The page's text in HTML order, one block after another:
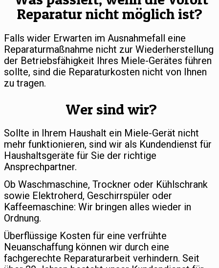
Reparatur nicht möglich ist?
Falls wider Erwarten im Ausnahmefall eine
Reparaturmaßnahme nicht zur Wiederherstellung
der Betriebsfähigkeit Ihres Miele-Gerätes führen
sollte, sind die Reparaturkosten nicht von Ihnen
zu tragen.
Wer sind wir?
Sollte in Ihrem Haushalt ein Miele-Gerät nicht
mehr funktionieren, sind wir als Kundendienst für
Haushaltsgeräte für Sie der richtige
Ansprechpartner.
Ob Waschmaschine, Trockner oder Kühlschrank
sowie Elektroherd, Geschirrspüler oder
Kaffeemaschine: Wir bringen alles wieder in
Ordnung.
Überflüssige Kosten für eine verfrühte
Neuanschaffung können wir durch eine
fachgerechte Reparaturarbeit verhindern. Seit